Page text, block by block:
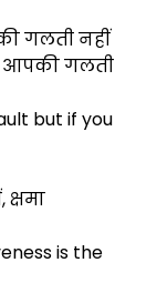
गलती नहीं
आपकी गलती
but if you
is the